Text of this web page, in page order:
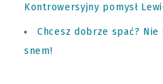
Kontrowersyjny pomysł
Chcesz dobrze spać? Nie
snem!